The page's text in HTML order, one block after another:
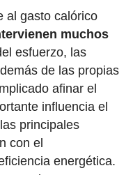
al gasto calórico
muchos
esfuerzo, las
de las propias
afinar el
influencia el
principales
con el
energética.